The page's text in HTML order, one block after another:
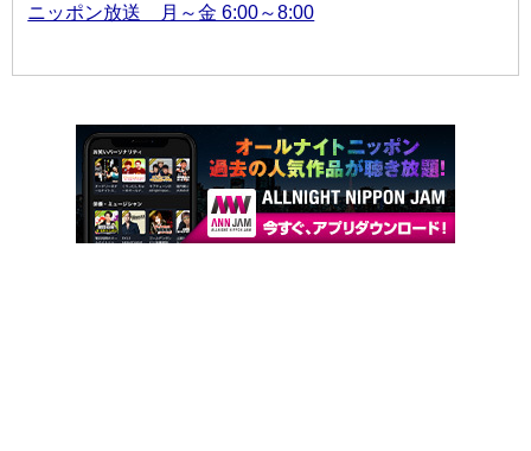
ニッポン放送 月～金 6:00～8:00